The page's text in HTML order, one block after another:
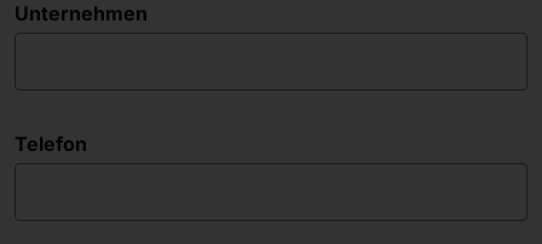
Unternehmen
Telefon